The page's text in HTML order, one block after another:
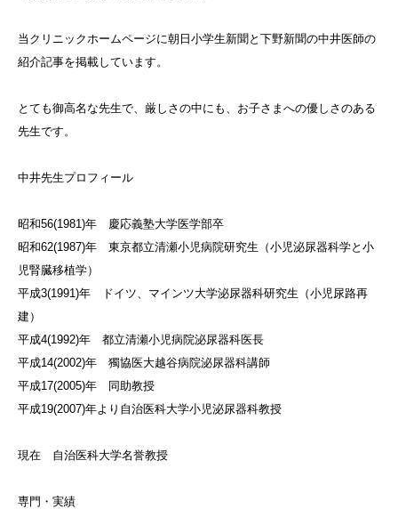
当クリニックホームページに朝日小学生新聞と下野新聞の中井医師の
紹介記事を掲載しています。
とても御高名な先生で、厳しさの中にも、お子さまへの優しさのある
先生です。
中井先生プロフィール
昭和56(1981)年 慶応義塾大学医学部卒
昭和62(1987)年 東京都立清瀬小児病院研究生（小児泌尿器科学と小
児腎臓移植学）
平成3(1991)年 ドイツ、マインツ大学泌尿器科研究生（小児尿路再
建）
平成4(1992)年 都立清瀬小児病院泌尿器科医長
平成14(2002)年 獨協医大越谷病院泌尿器科講師
平成17(2005)年 同助教授
平成19(2007)年より自治医科大学小児泌尿器科教授
現在 自治医科大学名誉教授
専門・実績